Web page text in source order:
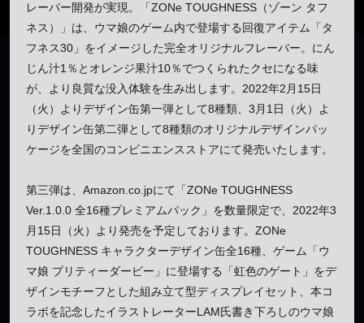
レーバー開発が実現。「ZONe TOUGHNESS（ゾーン タフ
ネス）」は、ウマ娘のゲーム内で登場する回復アイテム「タ
フネス30」をイメージした完全オリジナルフレーバー。にん
じん汁1％とオレンジ果汁10％でつくられたクセになる味
が、より良質な没入体験を生み出します。2022年2月15日
（火）よりデザイン缶第一弾として8種類、3月1日（火）よ
りデザイン缶第二弾として8種類のオリジナルデザインパッ
ケージを全国のコンビニエンスストアにて発売いたします。
第三弾は、Amazon.co.jpにて「ZONe TOUGHNESS
Ver.1.0.0 全16種プレミアムパック」を数量限定で、2022年3
月15日（火）より発売を予定しております。ZONe
TOUGHNESS キャラクターデザイン缶全16種、ゲーム「ウ
マ娘 プリティーダービー」に登場する「虹色のゲート」をデ
ザインモチーフとした組み立て型ディスプレイセット、本コ
ラボを記念したイラストレーターLAM氏書き下ろしのウマ娘